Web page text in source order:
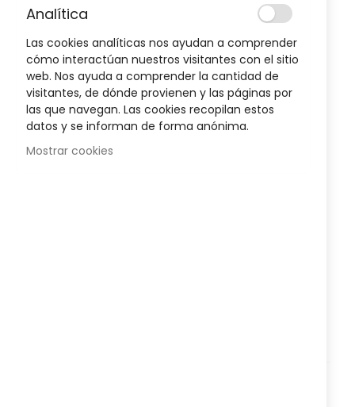
Analítica
Las cookies analíticas nos ayudan a comprender
cómo interactúan nuestros visitantes con el sitio
web. Nos ayuda a comprender la cantidad de
visitantes, de dónde provienen y las páginas por
las que navegan. Las cookies recopilan estos
datos y se informan de forma anónima.
Mostrar cookies